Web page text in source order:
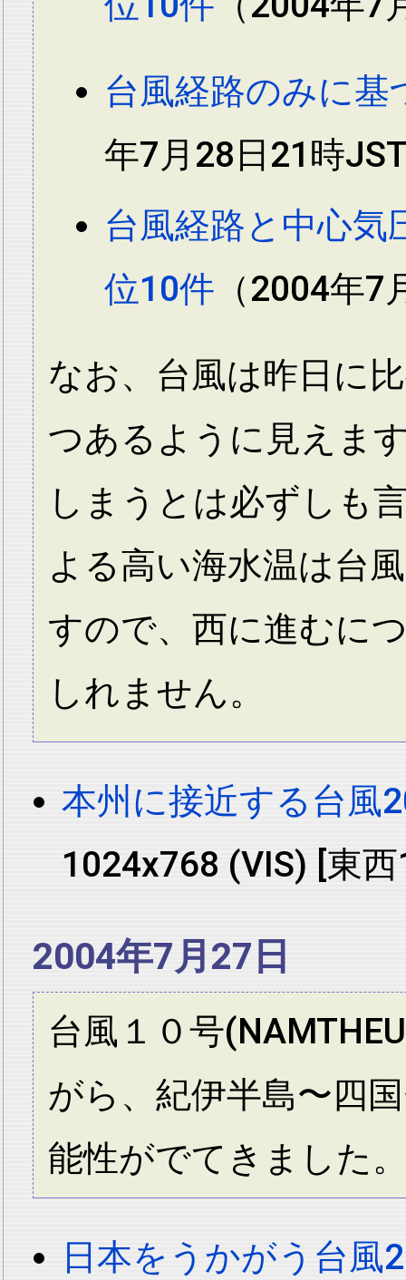
台風経路のみに基
年7月28日21時
台風経路と中心気
位10件 （2004年
なお、台風は昨日に
つあるように見えま
しまうとは必ずしも
よる高い海水温は台
すので、西に進むに
しれません。
本州に接近する台風
1024x768 (VIS) [東
2004年7月27日
台風１０号
がら、紀伊半島〜四
能性がでてきました
日本をうかがう台風